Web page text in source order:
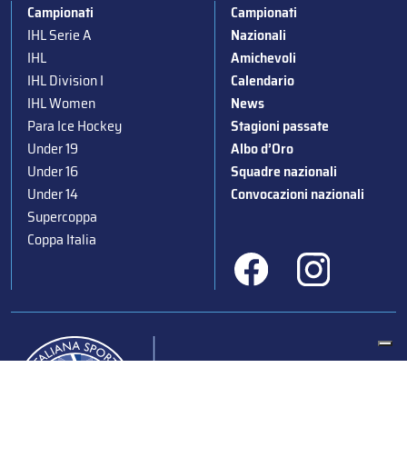
Campionati
IHL Serie A
IHL
IHL Division I
IHL Women
Para Ice Hockey
Under 19
Under 16
Under 14
Supercoppa
Coppa Italia
Campionati
Nazionali
Amichevoli
Calendario
News
Stagioni passate
Albo d’Oro
Squadre nazionali
Convocazioni nazionali